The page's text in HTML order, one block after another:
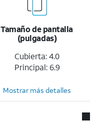
Tamaño de pantalla
(pulgadas)
Cubierta: 4.0
Principal: 6.9
Mostrar más detalles